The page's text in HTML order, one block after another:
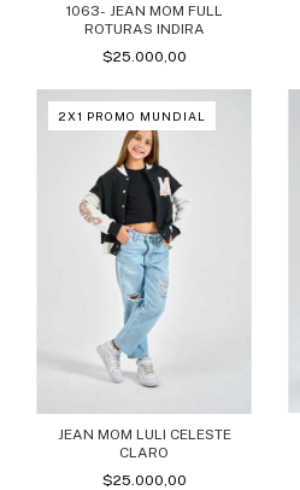
1063- JEAN MOM FULL
ROTURAS INDIRA
$25.000,00
2X1 PROMO MUNDIAL
JEAN MOM LULI CELESTE
CLARO
$25.000,00